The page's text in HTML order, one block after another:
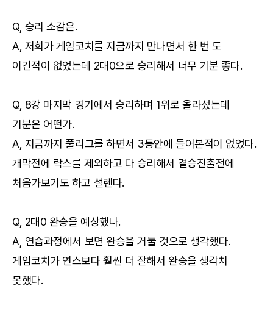
Q, 승리 소감은.
A, 저희가 게임코치를 지금까지 만나면서 한 번 도
이긴적이 없었는데 2대0으로 승리해서 너무 기분 좋다.
Q, 8강 마지막 경기에서 승리하며 1위로 올라섰는데
기분은 어떤가.
A, 지금까지 풀리그를 하면서 3등안에 들어본적이 없었다.
개막전에 락스를 제외하고 다 승리해서 결승진출전에
처음가보기도 하고 설렌다.
Q, 2대0 완승을 예상했나.
A, 연습과정에서 보면 완승을 거둘 것으로 생각했다.
게임코치가 연스보다 훨씬 더 잘해서 완승을 생각치
못했다.